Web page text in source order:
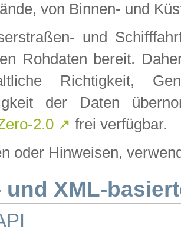
von Binnen- und
und
Rohdaten bereit.
Richtigkeit,
der Daten
2.0 ↗ frei verfügbar.
oder Hinweisen,
und XML-